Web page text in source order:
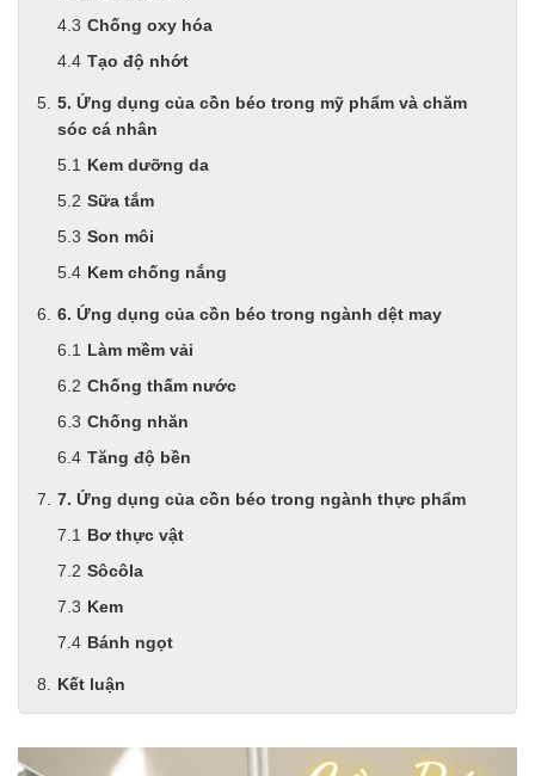
DUNG MÔI CÔNG NGHIỆP
Pha sơn nước
Pha sơn dầu
Pha sơn tĩnh điện
Dung môi khác
HƯƠNG LIỆU TINH DẦU
Hóa chất khác
Kim loại màu
Oxit kim loại
HÓA CHẤT THÍ NGHIỆM
Hóa chất thí nghiệm
Thiết bị phòng thí nghiệm
Nguyên liệu phân bón
Chế phẩm sinh học
Nguyên liệu chăn nuôi
HÓA CHẤT XÂY DỰNG
Chống thấm sika
Silicone Dow Corning
Silicone Apollo
Silicone Kingbond
Silicone Shinetsu
Keo Silicone
Chống oxy hóa
Tạo độ nhớt
5. Ứng dụng của cồn béo trong mỹ phẩm và chăm
sóc cá nhân
Kem dưỡng da
Sữa tắm
Son môi
Kem chống nắng
6. Ứng dụng của cồn béo trong ngành dệt may
Làm mềm vải
Chống thấm nước
Chống nhăn
Tăng độ bền
7. Ứng dụng của cồn béo trong ngành thực phẩm
Bơ thực vật
Sôcôla
Kem
Bánh ngọt
Kết luận